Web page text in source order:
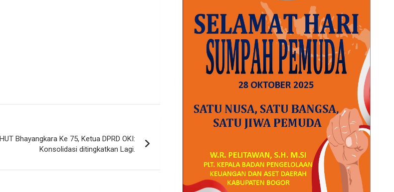
HUT Bhayangkara Ke 75, Ketua DPRD OKI:
Konsolidasi ditingkatkan Lagi.